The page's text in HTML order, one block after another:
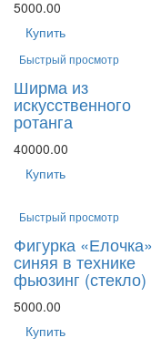
5000.00
Купить
Быстрый просмотр
Ширма из
искусственного
ротанга
40000.00
Купить
Быстрый просмотр
Фигурка «Елочка»
синяя в технике
фьюзинг (стекло)
5000.00
Купить